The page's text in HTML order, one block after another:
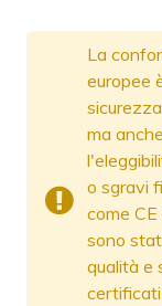
La
europee
ma
o sgravi
come
sono
qualità e
certificati